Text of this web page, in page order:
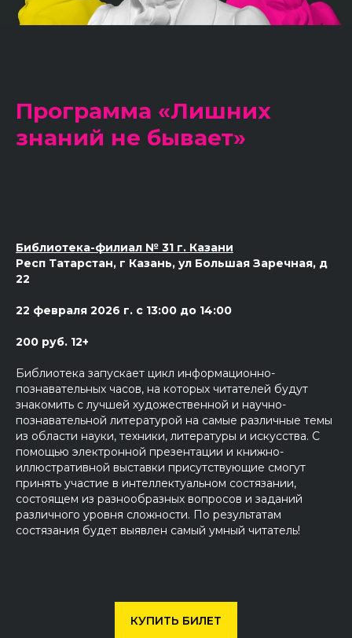
Программа «Лишних
знаний не бывает»
Библиотека-филиал № 31 г. Казани
Респ Татарстан, г Казань, ул Большая Заречная, д
22
22 февраля 2026 г. с 13:00 до 14:00
200 руб. 12+
Библиотека запускает цикл информационно-
познавательных часов, на которых читателей будут
знакомить с лучшей художественной и научно-
познавательной литературой на самые различные темы
из области науки, техники, литературы и искусства. С
помощью электронной презентации и книжно-
иллюстративной выставки присутствующие смогут
принять участие в интеллектуальном состязании,
состоящем из разнообразных вопросов и заданий
различного уровня сложности. По результатам
состязания будет выявлен самый умный читатель!
КУПИТЬ БИЛЕТ